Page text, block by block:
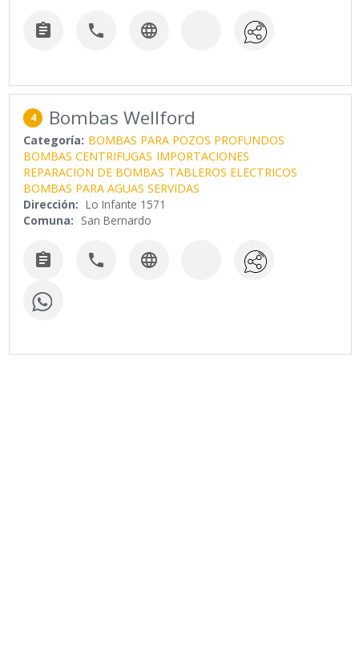
  
4 Bombas Wellford
Categoría: BOMBAS PARA POZOS PROFUNDOS
BOMBAS CENTRIFUGAS IMPORTACIONES
REPARACION DE BOMBAS TABLEROS ELECTRICOS
BOMBAS PARA AGUAS SERVIDAS
Dirección: Lo Infante 1571
Comuna: San Bernardo
  